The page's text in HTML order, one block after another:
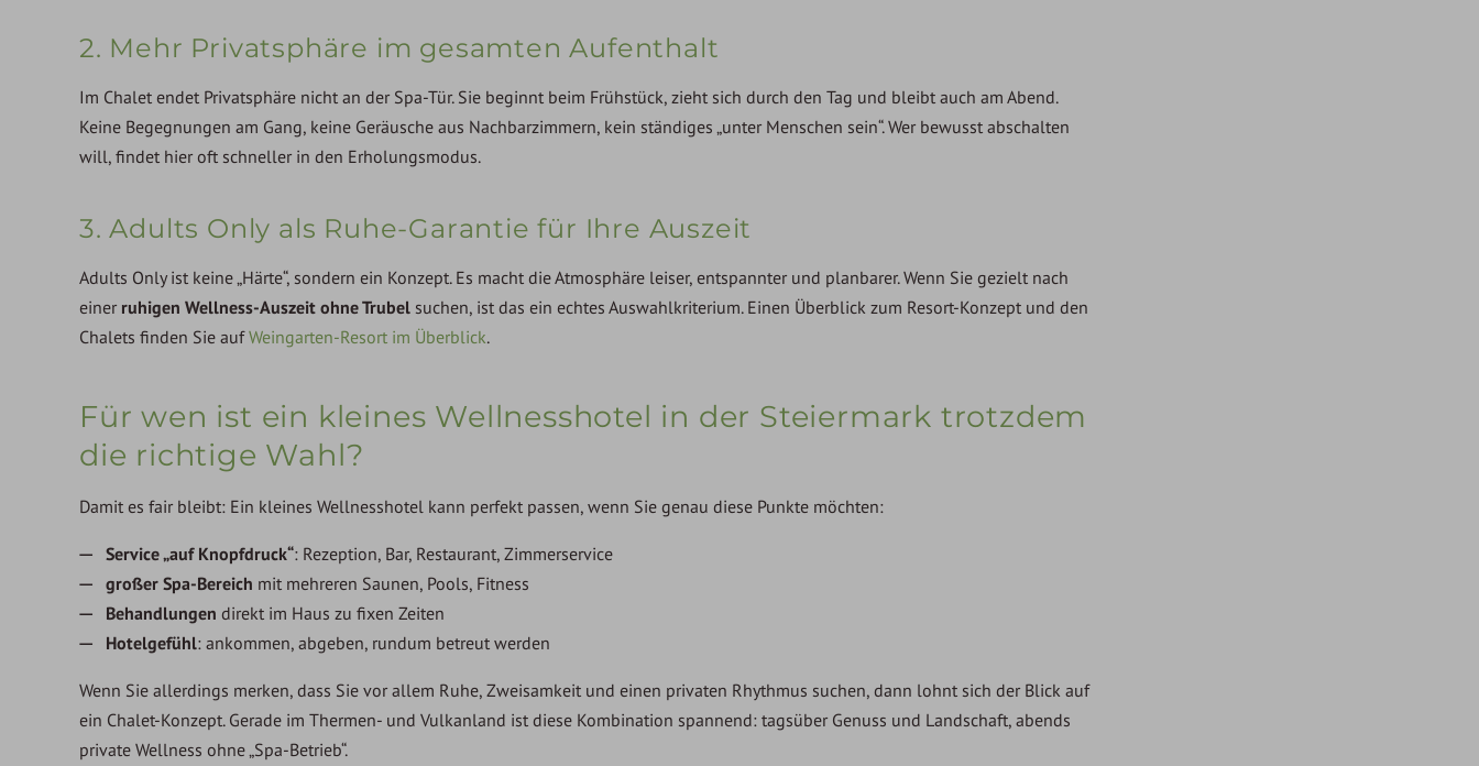
2. Mehr Privatsphäre im gesamten Aufenthalt
Im Chalet endet Privatsphäre nicht an der Spa-Tür. Sie beginnt beim Frühstück, zieht sich durch den Tag und bleibt auch am Abend.
Keine Begegnungen am Gang, keine Geräusche aus Nachbarzimmern, kein ständiges „unter Menschen sein“. Wer bewusst abschalten
will, findet hier oft schneller in den Erholungsmodus.
3. Adults Only als Ruhe-Garantie für Ihre Auszeit
Adults Only ist keine „Härte“, sondern ein Konzept. Es macht die Atmosphäre leiser, entspannter und planbarer. Wenn Sie gezielt nach
einer ruhigen Wellness-Auszeit ohne Trubel suchen, ist das ein echtes Auswahlkriterium. Einen Überblick zum Resort-Konzept und den
Chalets finden Sie aufWeingarten-Resort im Überblick.
Für wen ist ein kleines Wellnesshotel in der Steiermark trotzdem
die richtige Wahl?
Damit es fair bleibt: Ein kleines Wellnesshotel kann perfekt passen, wenn Sie genau diese Punkte möchten:
Service „auf Knopfdruck“: Rezeption, Bar, Restaurant, Zimmerservice
großer Spa-Bereich mit mehreren Saunen, Pools, Fitness
Behandlungen direkt im Haus zu fixen Zeiten
Hotelgefühl: ankommen, abgeben, rundum betreut werden
Wenn Sie allerdings merken, dass Sie vor allem Ruhe, Zweisamkeit und einen privaten Rhythmus suchen, dann lohnt sich der Blick auf
ein Chalet-Konzept. Gerade im Thermen- und Vulkanland ist diese Kombination spannend: tagsüber Genuss und Landschaft, abends
private Wellness ohne „Spa-Betrieb“.